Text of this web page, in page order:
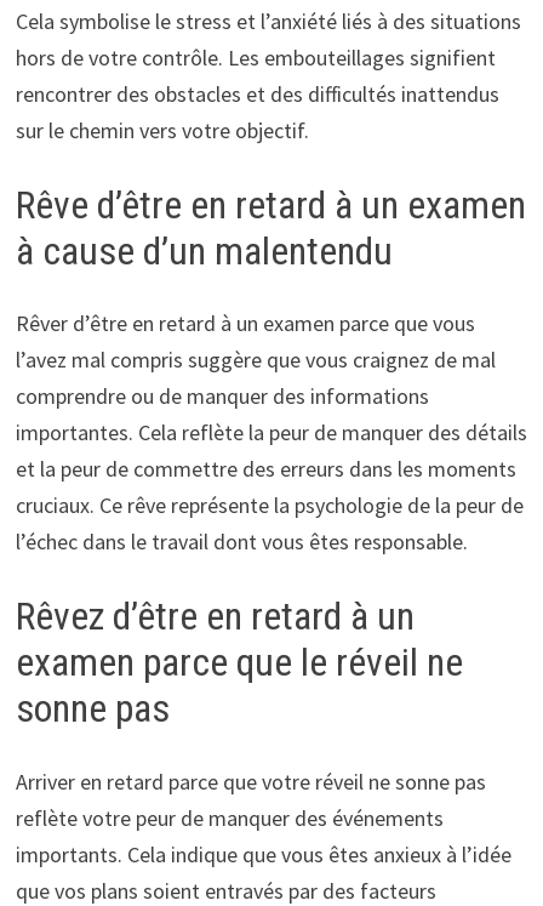
Cela symbolise le stress et l’anxiété liés à des situations
hors de votre contrôle. Les embouteillages signifient
rencontrer des obstacles et des difficultés inattendus
sur le chemin vers votre objectif.
Rêve d’être en retard à un examen
à cause d’un malentendu
Rêver d’être en retard à un examen parce que vous
l’avez mal compris suggère que vous craignez de mal
comprendre ou de manquer des informations
importantes. Cela reflète la peur de manquer des détails
et la peur de commettre des erreurs dans les moments
cruciaux. Ce rêve représente la psychologie de la peur de
l’échec dans le travail dont vous êtes responsable.
Rêvez d’être en retard à un
examen parce que le réveil ne
sonne pas
Arriver en retard parce que votre réveil ne sonne pas
reflète votre peur de manquer des événements
importants. Cela indique que vous êtes anxieux à l’idée
que vos plans soient entravés par des facteurs